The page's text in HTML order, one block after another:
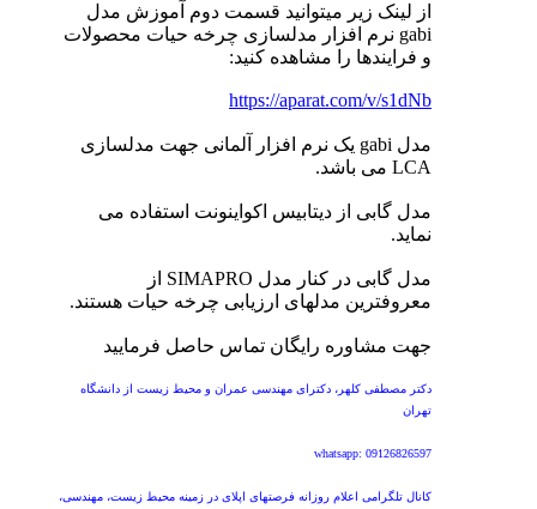
از لینک زیر میتوانید قسمت دوم آموزش مدل
gabi نرم افزار مدلسازی چرخه حیات محصولات
و فرایندها را مشاهده کنید:
https://aparat.com/v/s1dNb
مدل gabi یک نرم افزار آلمانی جهت مدلسازی
LCA می باشد.
مدل گابی از دیتابیس اکواینونت استفاده می
نماید.
مدل گابی در کنار مدل SIMAPRO از
معروفترین مدلهای ارزیابی چرخه حیات هستند.
جهت مشاوره رایگان تماس حاصل فرمایید
دکتر مصطفی کلهر، دکترای مهندسی عمران و محیط زیست از دانشگاه
تهران
whatsapp: 09126826597
کانال تلگرامی اعلام روزانه فرصتهای اپلای در زمینه محیط زیست، مهندسی،